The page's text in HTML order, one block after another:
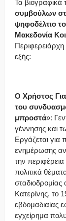
Τα βιογραφικά
συμβούλων
ψηφοδέλτιο
Μακεδονία
εξής:
Ο Χρήστος
του
μπροστά»:
γέννησης και
Εργάζεται για
ενημέρωσης
την
πολιτικά
Κατερίνης, το
εβδομαδιαίας
εγχείρημα